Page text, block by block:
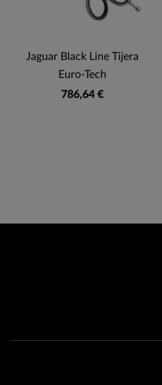
Jaguar Black Line Tijera
Euro-Tech
786,64 €